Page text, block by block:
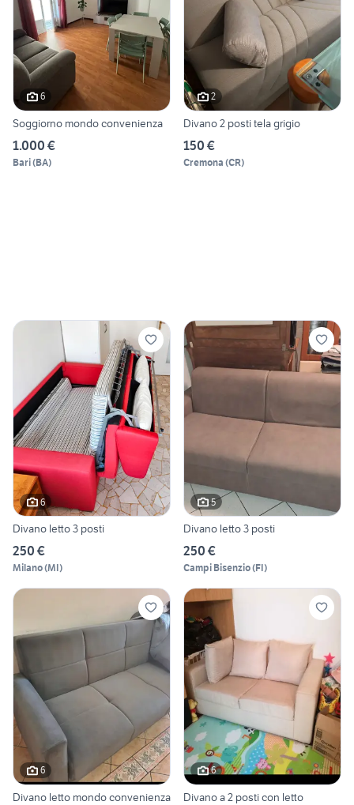
6
Soggiorno mondo convenienza
1.000 €
Bari(BA)
2
Divano 2 posti tela grigio
150 €
Cremona (CR)
6
Divano letto 3 posti
250 €
Milano(MI)
5
Divano letto 3 posti
250 €
Campi Bisenzio(FI)
6
Divano letto mondo convenienza
6
Divano a 2 posti con letto